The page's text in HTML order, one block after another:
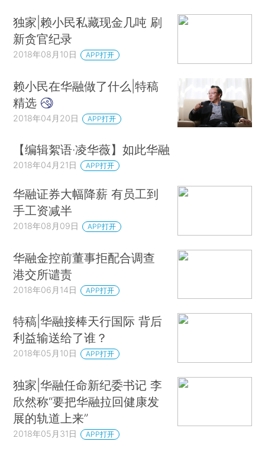
独家|赖小民私藏现金几吨 刷
新贪官纪录
2018年08月10日 APP打开
赖小民在华融做了什么|特稿
精选
2018年04月20日 APP打开
【编辑絮语·凌华薇】如此华融
2018年04月21日 APP打开
华融证券大幅降薪 有员工到
手工资减半
2018年08月09日 APP打开
华融金控前董事拒配合调查
港交所谴责
2018年06月14日 APP打开
特稿|华融接棒天行国际 背后
利益输送给了谁？
2018年05月10日 APP打开
独家|华融任命新纪委书记 李
欣然称“要把华融拉回健康发
展的轨道上来”
2018年05月31日 APP打开